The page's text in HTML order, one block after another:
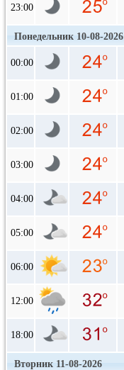
23:00
Понедельник 10-08-2026
00:00
01:00
02:00
03:00
04:00
05:00
06:00
12:00
18:00
Вторник 11-08-2026